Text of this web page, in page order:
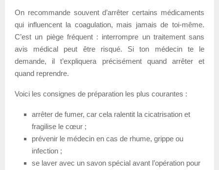
On recommande souvent d’arrêter certains médicaments
qui influencent la coagulation, mais jamais de toi-même.
C’est un piège fréquent : interrompre un traitement sans
avis médical peut être risqué. Si ton médecin te le
demande, il t’expliquera précisément quand arrêter et
quand reprendre.
Voici les consignes de préparation les plus courantes :
arrêter de fumer, car cela ralentit la cicatrisation et
fragilise le cœur ;
prévenir le médecin en cas de rhume, grippe ou
infection ;
se laver avec un savon spécial avant l’opération pour